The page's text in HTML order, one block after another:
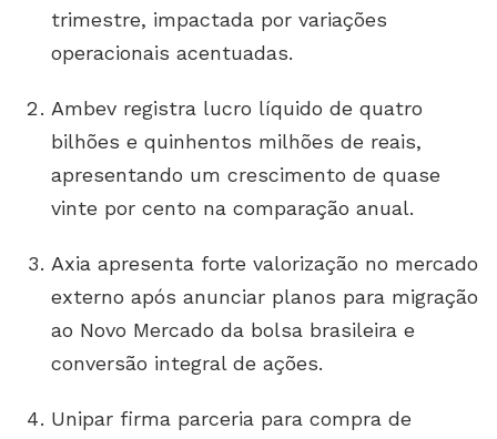
trimestre, impactada por variações
operacionais acentuadas.
Ambev registra lucro líquido de quatro
bilhões e quinhentos milhões de reais,
apresentando um crescimento de quase
vinte por cento na comparação anual.
Axia apresenta forte valorização no mercado
externo após anunciar planos para migração
ao Novo Mercado da bolsa brasileira e
conversão integral de ações.
Unipar firma parceria para compra de